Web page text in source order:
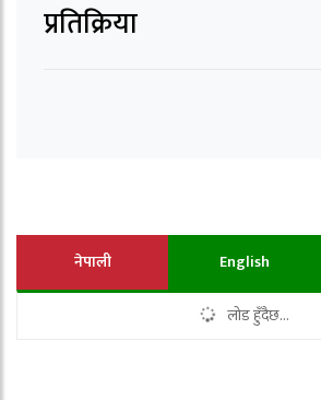
प्रतिक्रिया
नेपाली English
लोड हुँदैछ...